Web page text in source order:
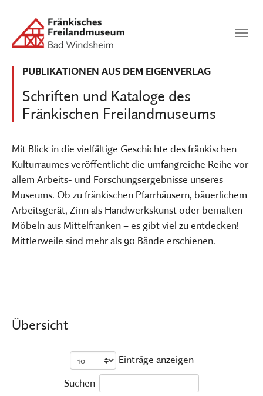
SUCHEN
Schriften und Kataloge des
Fränkischen Freilandmuseums
PUBLIKATIONEN AUS DEM EIGENVERLAG
Mit Blick in die vielfältige Geschichte des fränkischen
Kulturraumes veröffentlicht die umfangreiche Reihe vor
allem Arbeits- und Forschungsergebnisse unseres
Museums. Ob zu fränkischen Pfarrhäusern, bäuerlichem
Arbeitsgerät, Zinn als Handwerkskunst oder bemalten
Möbeln aus Mittelfranken – es gibt viel zu entdecken!
Mittlerweile sind mehr als 90 Bände erschienen.
Übersicht
Einträge anzeigen
Suchen